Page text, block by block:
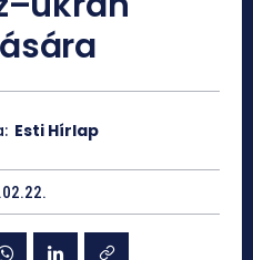
Esti Hírlap